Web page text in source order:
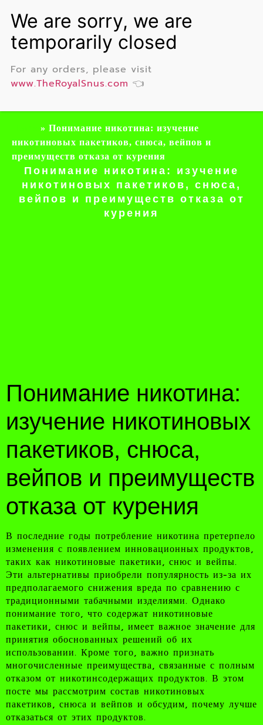
» Понимание никотина: изучение
никотиновых пакетиков, снюса, вейпов и
преимуществ отказа от курения
Понимание никотина: изучение
никотиновых пакетиков, снюса,
вейпов и преимуществ отказа от
курения
Понимание никотина:
изучение никотиновых
пакетиков, снюса,
вейпов и преимуществ
отказа от курения
В последние годы потребление никотина претерпело
изменения с появлением инновационных продуктов,
таких как никотиновые пакетики, снюс и вейпы.
Эти альтернативы приобрели популярность из-за их
предполагаемого снижения вреда по сравнению с
традиционными табачными изделиями. Однако
понимание того, что содержат никотиновые
пакетики, снюс и вейпы, имеет важное значение для
принятия обоснованных решений об их
использовании. Кроме того, важно признать
многочисленные преимущества, связанные с полным
отказом от никотинсодержащих продуктов. В этом
посте мы рассмотрим состав никотиновых
пакетиков, снюса и вейпов и обсудим, почему лучше
отказаться от этих продуктов.
For any orders, please visit
www.TheRoyalSnus.com 👈